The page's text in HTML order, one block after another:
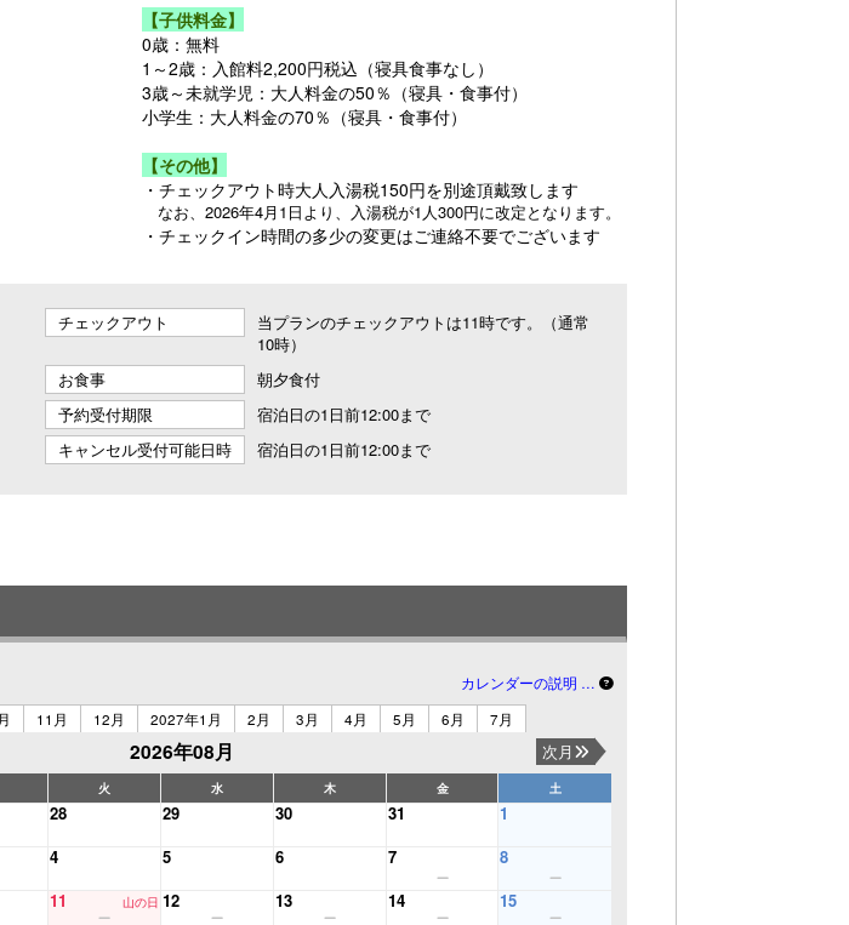
【子供料金】
0歳：無料
1～2歳：入館料2,200円税込（寝具食事なし）
3歳～未就学児：大人料金の50％（寝具・食事付）
小学生：大人料金の70％（寝具・食事付）
【その他】
・チェックアウト時大人入湯税150円を別途頂戴致します
なお、2026年4月1日より、入湯税が1人300円に改定となります。
・チェックイン時間の多少の変更はご連絡不要でございます
チェックアウト
当プランのチェックアウトは11時です。（通常
10時）
お食事
朝夕食付
予約受付期限
宿泊日の1日前12:00まで
キャンセル受付可能日時 宿泊日の1日前12:00まで
カレンダーの説明 …
11月 12月 2027年1月 2月 3月 4月 5月 6月 7月
2026年08月 次月
火 水 木 金 土
28 29 30 31
1
4 5 6 7
8
11 山の日 12 13 14
15